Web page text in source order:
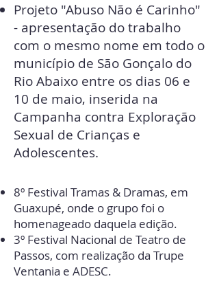
Projeto "Abuso Não é Carinho"
- apresentação do trabalho
com o mesmo nome em todo o
município de São Gonçalo do
Rio Abaixo entre os dias 06 e
10 de maio, inserida na
Campanha contra Exploração
Sexual de Crianças e
Adolescentes.​
8º Festival Tramas & Dramas, em
Guaxupé, onde o grupo foi o
homenageado daquela edição.
3º Festival Nacional de Teatro de
Passos, com realização da Trupe
Ventania e ADESC.